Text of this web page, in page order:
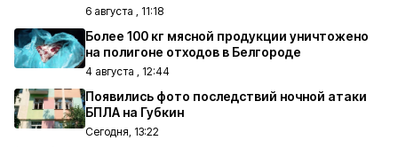
6 августа , 11:18
Более 100 кг мясной продукции уничтожено
на полигоне отходов в Белгороде
4 августа , 12:44
Появились фото последствий ночной атаки
БПЛА на Губкин
Сегодня, 13:22